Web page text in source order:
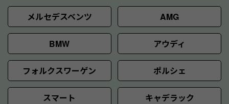
メルセデスベンツ AMG
BMW アウディ
フォルクスワーゲン ポルシェ
スマート キャデラック